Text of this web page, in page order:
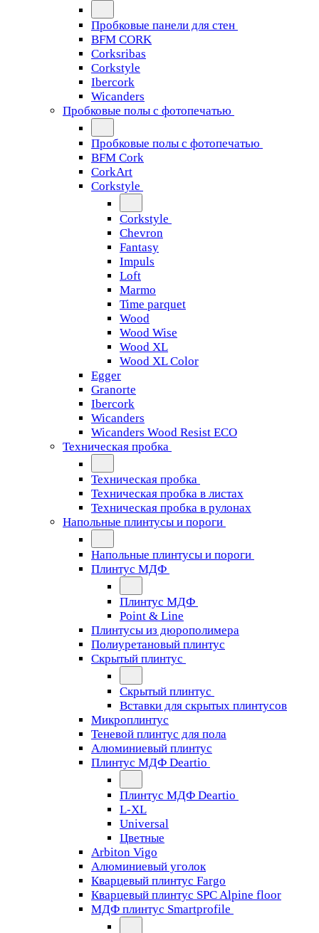
Пробковые панели для стен
BFM CORK
Corksribas
Corkstyle
Ibercork
Wicanders
Пробковые полы с фотопечатью
Пробковые полы с фотопечатью
BFM Cork
CorkArt
Corkstyle
Corkstyle
Chevron
Fantasy
Impuls
Loft
Marmo
Time parquet
Wood
Wood Wise
Wood XL
Wood XL Color
Egger
Granorte
Ibercork
Wicanders
Wicanders Wood Resist ECO
Техническая пробка
Техническая пробка
Техническая пробка в листах
Техническая пробка в рулонах
Напольные плинтусы и пороги
Напольные плинтусы и пороги
Плинтус МДФ
Плинтус МДФ
Point & Line
Плинтусы из дюрополимера
Полиуретановый плинтус
Скрытый плинтус
Скрытый плинтус
Вставки для скрытых плинтусов
Микроплинтус
Теневой плинтус для пола
Алюминиевый плинтус
Плинтус МДФ Deartio
Плинтус МДФ Deartio
L-XL
Universal
Цветные
Arbiton Vigo
Алюминиевый уголок
Кварцевый плинтус Fargo
Кварцевый плинтус SPC Alpine floor
МДФ плинтус Smartprofile